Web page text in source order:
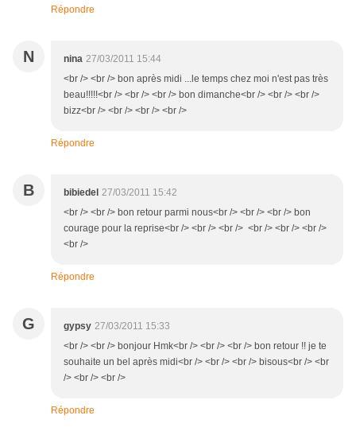
Répondre
N nina 27/03/2011 15:44
<br /> <br /> bon après midi ...le temps chez moi n'est pas très
beau!!!!!<br /> <br /> <br /> bon dimanche<br /> <br /> <br />
bizz<br /> <br /> <br /> <br />
Répondre
B bibiedel 27/03/2011 15:42
<br /> <br /> bon retour parmi nous<br /> <br /> <br /> bon
courage pour la reprise<br /> <br /> <br /> <br /> <br /> <br />
<br />
Répondre
G gypsy 27/03/2011 15:33
<br /> <br /> bonjour Hmk<br /> <br /> <br /> bon retour !! je te
souhaite un bel après midi<br /> <br /> <br /> bisous<br /> <br
/> <br /> <br />
Répondre